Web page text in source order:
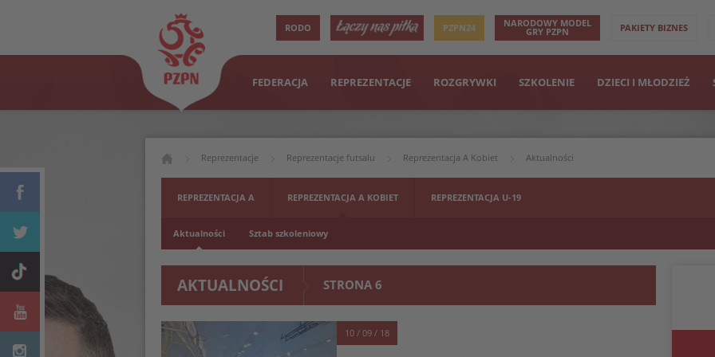
RODO PZPN24 NARODOWY MODEL
GRY PZPN PAKIETY BIZNES
FEDERACJA REPREZENTACJE ROZGRYWKI SZKOLENIE DZIECI I MŁODZIEŻ
Reprezentacje Reprezentacje futsalu Reprezentacja A Kobiet Aktualności
REPREZENTACJA A REPREZENTACJA A KOBIET REPREZENTACJA U-19
Aktualności Sztab szkoleniowy
AKTUALNOŚCI STRONA 6
10 / 09 / 18